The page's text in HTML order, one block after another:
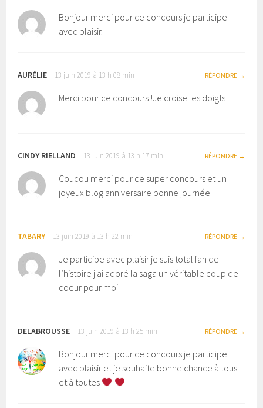
Bonjour merci pour ce concours je participe
avec plaisir.
AURÉLIE 13 juin 2019 à 13 h 08 min RÉPONDRE
Merci pour ce concours !Je croise les doigts
CINDY RIELLAND 13 juin 2019 à 13 h 17 min RÉPONDRE
Coucou merci pour ce super concours et un
joyeux blog anniversaire bonne journée
TABARY 13 juin 2019 à 13 h 22 min RÉPONDRE
Je participe avec plaisir je suis total fan de
l’histoire j ai adoré la saga un véritable coup de
coeur pour moi
DELABROUSSE 13 juin 2019 à 13 h 25 min RÉPONDRE
Bonjour merci pour ce concours je participe
avec plaisir et je souhaite bonne chance à tous
et à toutes